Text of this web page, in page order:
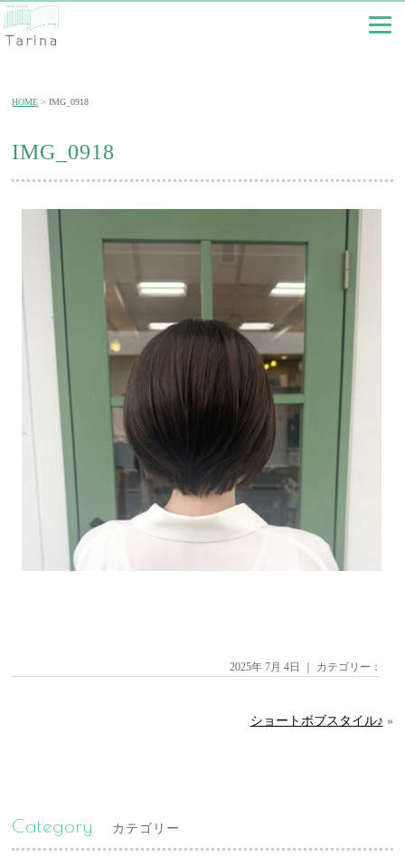
HOME IMG_0918
IMG_0918
2025年 7月 4日 ｜ カテゴリー：
ショートボブスタイル♪ »
Category カテゴリー